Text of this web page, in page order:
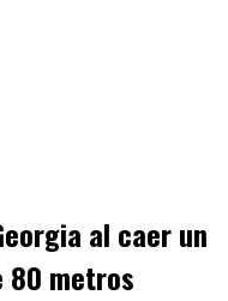
al caer un
80 metros